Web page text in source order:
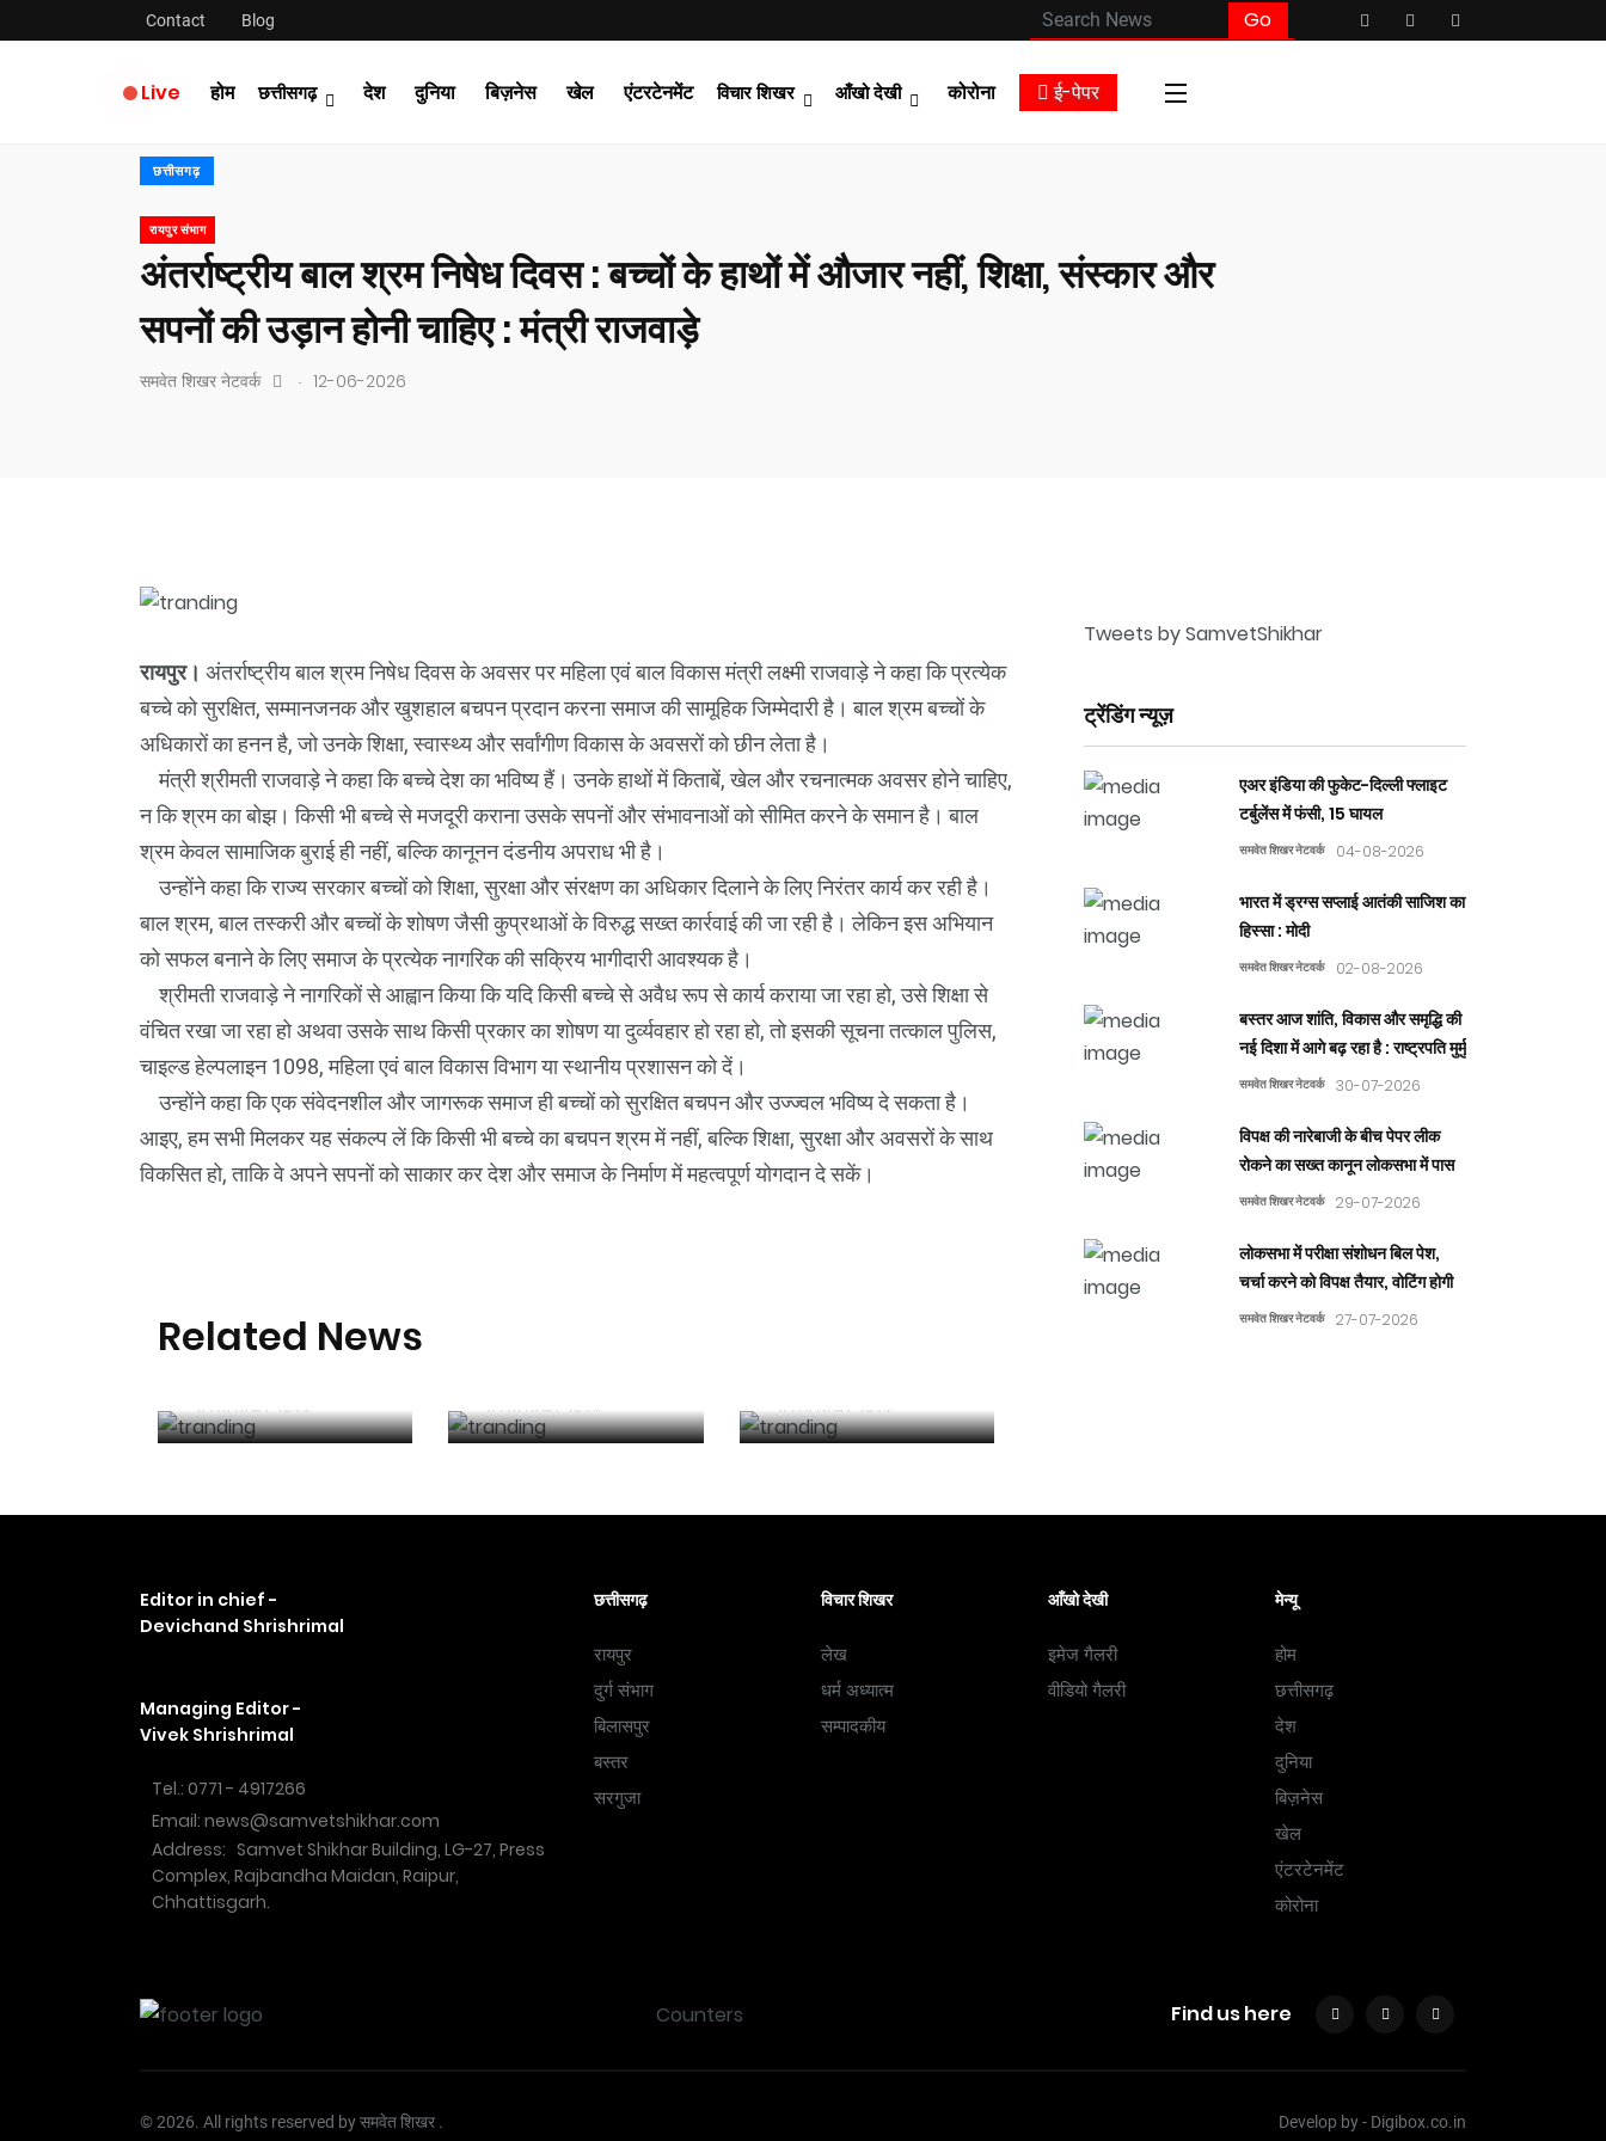
Contact Blog
Live होम छत्तीसगढ़ देश दुनिया बिज़नेस खेल एंटरटेनमेंट विचार शिखर आँखो देखी कोरोना ई-पेपर
छत्तीसगढ़
रायपुर संभाग
अंतर्राष्ट्रीय बाल श्रम निषेध दिवस : बच्चों के हाथों में औजार नहीं, शिक्षा, संस्कार और
सपनों की उड़ान होनी चाहिए : मंत्री राजवाड़े
समवेत शिखर नेटवर्क . 12-06-2026
रायपुर। अंतर्राष्ट्रीय बाल श्रम निषेध दिवस के अवसर पर महिला एवं बाल विकास मंत्री लक्ष्मी राजवाड़े ने कहा कि प्रत्येक
बच्चे को सुरक्षित, सम्मानजनक और खुशहाल बचपन प्रदान करना समाज की सामूहिक जिम्मेदारी है। बाल श्रम बच्चों के
अधिकारों का हनन है, जो उनके शिक्षा, स्वास्थ्य और सर्वांगीण विकास के अवसरों को छीन लेता है।
मंत्री श्रीमती राजवाड़े ने कहा कि बच्चे देश का भविष्य हैं। उनके हाथों में किताबें, खेल और रचनात्मक अवसर होने चाहिए,
न कि श्रम का बोझ। किसी भी बच्चे से मजदूरी कराना उसके सपनों और संभावनाओं को सीमित करने के समान है। बाल
श्रम केवल सामाजिक बुराई ही नहीं, बल्कि कानूनन दंडनीय अपराध भी है।
उन्होंने कहा कि राज्य सरकार बच्चों को शिक्षा, सुरक्षा और संरक्षण का अधिकार दिलाने के लिए निरंतर कार्य कर रही है।
बाल श्रम, बाल तस्करी और बच्चों के शोषण जैसी कुप्रथाओं के विरुद्ध सख्त कार्रवाई की जा रही है। लेकिन इस अभियान
को सफल बनाने के लिए समाज के प्रत्येक नागरिक की सक्रिय भागीदारी आवश्यक है।
श्रीमती राजवाड़े ने नागरिकों से आह्वान किया कि यदि किसी बच्चे से अवैध रूप से कार्य कराया जा रहा हो, उसे शिक्षा से
वंचित रखा जा रहा हो अथवा उसके साथ किसी प्रकार का शोषण या दुर्व्यवहार हो रहा हो, तो इसकी सूचना तत्काल पुलिस,
चाइल्ड हेल्पलाइन 1098, महिला एवं बाल विकास विभाग या स्थानीय प्रशासन को दें।
उन्होंने कहा कि एक संवेदनशील और जागरूक समाज ही बच्चों को सुरक्षित बचपन और उज्ज्वल भविष्य दे सकता है।
आइए, हम सभी मिलकर यह संकल्प लें कि किसी भी बच्चे का बचपन श्रम में नहीं, बल्कि शिक्षा, सुरक्षा और अवसरों के साथ
विकसित हो, ताकि वे अपने सपनों को साकार कर देश और समाज के निर्माण में महत्वपूर्ण योगदान दे सकें।
Related News
भारतीय महिला जूनियर
दिखाएंगी दम
समवेत शिखर नेटवर्क समवेत शिखर नेटवर्क समवेत शिखर नेटवर्क
Tweets by SamvetShikhar
ट्रेंडिंग न्यूज़
एअर इंडिया की फुकेट-दिल्ली फ्लाइट
टर्बुलेंस में फंसी, 15 घायल
समवेत शिखर नेटवर्क 04-08-2026
भारत में ड्रग्स सप्लाई आतंकी साजिश का
हिस्सा : मोदी
समवेत शिखर नेटवर्क 02-08-2026
बस्तर आज शांति, विकास और समृद्धि की
नई दिशा में आगे बढ़ रहा है : राष्ट्रपति मुर्मु
समवेत शिखर नेटवर्क 30-07-2026
विपक्ष की नारेबाजी के बीच पेपर लीक
रोकने का सख्त कानून लोकसभा में पास
समवेत शिखर नेटवर्क 29-07-2026
लोकसभा में परीक्षा संशोधन बिल पेश,
चर्चा करने को विपक्ष तैयार, वोटिंग होगी
समवेत शिखर नेटवर्क 27-07-2026
Editor in chief -
Devichand Shrishrimal
Managing Editor -
Vivek Shrishrimal
Tel.: 0771 - 4917266
Email: news@samvetshikhar.com
Address: Samvet Shikhar Building, LG-27, Press
Complex, Rajbandha Maidan, Raipur,
Chhattisgarh.
छत्तीसगढ़
रायपुर
दुर्ग संभाग
बिलासपुर
बस्तर
सरगुजा
विचार शिखर
लेख
धर्म अध्यात्म
सम्पादकीय
आँखो देखी
इमेज गैलरी
वीडियो गैलरी
मेन्यू
होम
छत्तीसगढ़
देश
दुनिया
बिज़नेस
खेल
एंटरटेनमेंट
कोरोना
Counters Find us here
© 2026. All rights reserved by समवेत शिखर . Develop by - Digibox.co.in